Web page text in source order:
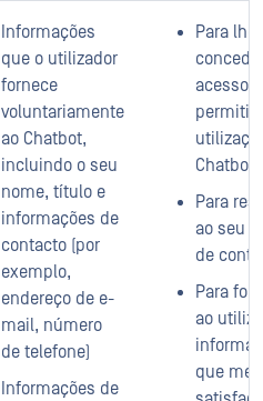
Informações
que o utilizador
fornece
voluntariamente
ao Chatbot,
incluindo o seu
nome, título e
informações de
contacto (por
exemplo,
endereço de e-
mail, número
de telefone)
Informações de
Para lhe
acesso e
permitir
Chatbot
Para
ao seu
de
Para
ao
que